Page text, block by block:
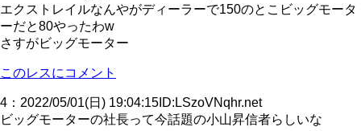
エクストレイルなんやがディーラーで150のとこビッグモータ
ーだと80やったわw
さすがビッグモーター
このレスにコメント
4 ： 2022/05/01(日) 19:04:15 ID:LSzoVNqhr.net
ビッグモーターの社長って今話題の小山昇信者らしいな